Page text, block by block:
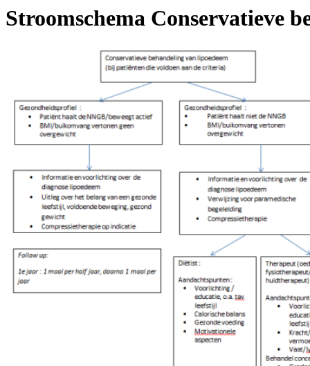
Stroomschema Conservatieve